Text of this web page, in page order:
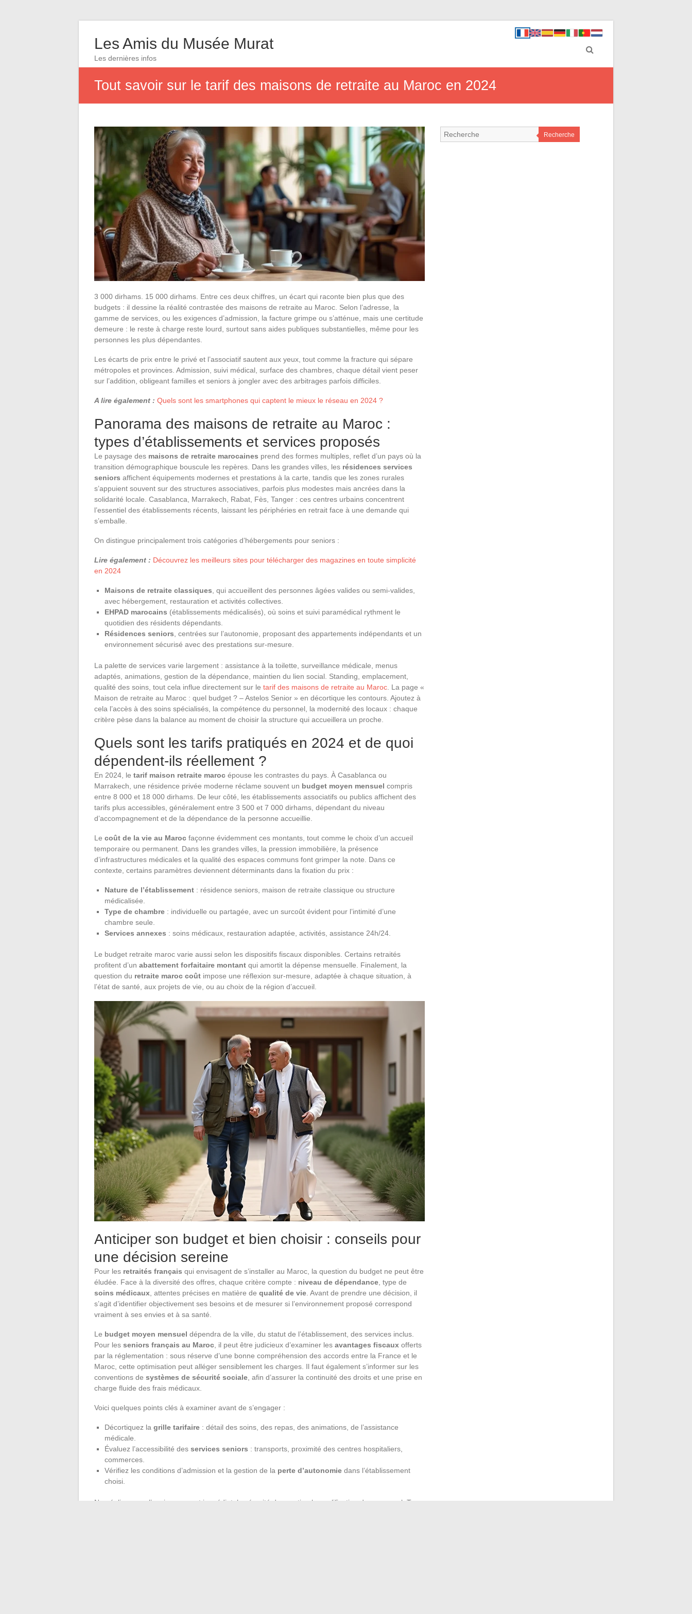
Les Amis du Musée Murat
Les dernières infos
Tout savoir sur le tarif des maisons de retraite au Maroc en 2024
3 000 dirhams. 15 000 dirhams. Entre ces deux chiffres, un écart qui raconte bien plus que des
budgets : il dessine la réalité contrastée des maisons de retraite au Maroc. Selon l’adresse, la
gamme de services, ou les exigences d’admission, la facture grimpe ou s’atténue, mais une certitude
demeure : le reste à charge reste lourd, surtout sans aides publiques substantielles, même pour les
personnes les plus dépendantes.
Les écarts de prix entre le privé et l’associatif sautent aux yeux, tout comme la fracture qui sépare
métropoles et provinces. Admission, suivi médical, surface des chambres, chaque détail vient peser
sur l’addition, obligeant familles et seniors à jongler avec des arbitrages parfois difficiles.
A lire également : Quels sont les smartphones qui captent le mieux le réseau en 2024 ?
Panorama des maisons de retraite au Maroc :
types d’établissements et services proposés
Le paysage des maisons de retraite marocaines prend des formes multiples, reflet d’un pays où la
transition démographique bouscule les repères. Dans les grandes villes, les résidences services
seniors affichent équipements modernes et prestations à la carte, tandis que les zones rurales
s’appuient souvent sur des structures associatives, parfois plus modestes mais ancrées dans la
solidarité locale. Casablanca, Marrakech, Rabat, Fès, Tanger : ces centres urbains concentrent
l’essentiel des établissements récents, laissant les périphéries en retrait face à une demande qui
s’emballe.
On distingue principalement trois catégories d’hébergements pour seniors :
Lire également : Découvrez les meilleurs sites pour télécharger des magazines en toute simplicité
en 2024
Maisons de retraite classiques , qui accueillent des personnes âgées valides ou semi-valides,
avec hébergement, restauration et activités collectives.
EHPAD marocains (établissements médicalisés), où soins et suivi paramédical rythment le
quotidien des résidents dépendants.
Résidences seniors , centrées sur l’autonomie, proposant des appartements indépendants et un
environnement sécurisé avec des prestations sur-mesure.
La palette de services varie largement : assistance à la toilette, surveillance médicale, menus
adaptés, animations, gestion de la dépendance, maintien du lien social. Standing, emplacement,
qualité des soins, tout cela influe directement sur le tarif des maisons de retraite au Maroc . La page «
Maison de retraite au Maroc : quel budget ? – Astelos Senior » en décortique les contours. Ajoutez à
cela l’accès à des soins spécialisés, la compétence du personnel, la modernité des locaux : chaque
critère pèse dans la balance au moment de choisir la structure qui accueillera un proche.
Quels sont les tarifs pratiqués en 2024 et de quoi
dépendent-ils réellement ?
En 2024, le tarif maison retraite maroc épouse les contrastes du pays. À Casablanca ou
Marrakech, une résidence privée moderne réclame souvent un budget moyen mensuel compris
entre 8 000 et 18 000 dirhams. De leur côté, les établissements associatifs ou publics affichent des
tarifs plus accessibles, généralement entre 3 500 et 7 000 dirhams, dépendant du niveau
d’accompagnement et de la dépendance de la personne accueillie.
Le coût de la vie au Maroc façonne évidemment ces montants, tout comme le choix d’un accueil
temporaire ou permanent. Dans les grandes villes, la pression immobilière, la présence
d’infrastructures médicales et la qualité des espaces communs font grimper la note. Dans ce
contexte, certains paramètres deviennent déterminants dans la fixation du prix :
Nature de l’établissement : résidence seniors, maison de retraite classique ou structure
médicalisée.
Type de chambre : individuelle ou partagée, avec un surcoût évident pour l’intimité d’une
chambre seule.
Services annexes : soins médicaux, restauration adaptée, activités, assistance 24h/24.
Le budget retraite maroc varie aussi selon les dispositifs fiscaux disponibles. Certains retraités
profitent d’un abattement forfaitaire montant qui amortit la dépense mensuelle. Finalement, la
question du retraite maroc coût impose une réflexion sur-mesure, adaptée à chaque situation, à
l’état de santé, aux projets de vie, ou au choix de la région d’accueil.
Anticiper son budget et bien choisir : conseils pour
une décision sereine
Pour les retraités français qui envisagent de s’installer au Maroc, la question du budget ne peut être
éludée. Face à la diversité des offres, chaque critère compte : niveau de dépendance , type de
soins médicaux , attentes précises en matière de qualité de vie . Avant de prendre une décision, il
s’agit d’identifier objectivement ses besoins et de mesurer si l’environnement proposé correspond
vraiment à ses envies et à sa santé.
Le budget moyen mensuel dépendra de la ville, du statut de l’établissement, des services inclus.
Pour les seniors français au Maroc , il peut être judicieux d’examiner les avantages fiscaux offerts
par la réglementation : sous réserve d’une bonne compréhension des accords entre la France et le
Maroc, cette optimisation peut alléger sensiblement les charges. Il faut également s’informer sur les
conventions de systèmes de sécurité sociale , afin d’assurer la continuité des droits et une prise en
charge fluide des frais médicaux.
Voici quelques points clés à examiner avant de s’engager :
Décortiquez la grille tarifaire : détail des soins, des repas, des animations, de l’assistance
médicale.
Évaluez l’accessibilité des services seniors : transports, proximité des centres hospitaliers,
commerces.
Vérifiez les conditions d’admission et la gestion de la perte d’autonomie dans l’établissement
choisi.
Ne négligez pas l’environnement immédiat, la sécurité du quartier, la qualification du personnel. Tous
Recherche